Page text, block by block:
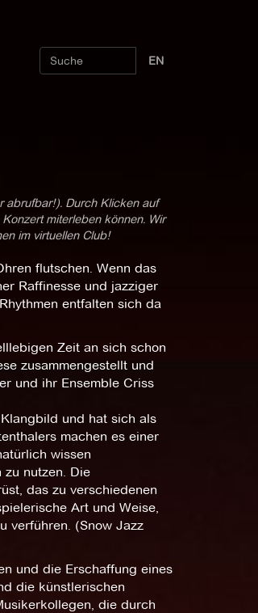
EN
abrufbar!). Durch Klicken auf
miterleben können. Wir
im virtuellen Club!
flutschen. Wenn das
Raffinesse und jazziger
entfalten sich da
Zeit an sich schon
zusammengestellt und
und ihr Ensemble Criss
und hat sich als
machen es einer
wissen
zu nutzen. Die
das zu verschiedenen
Art und Weise,
verführen. (Snow Jazz
und die Erschaffung eines
die künstlerischen
die durch